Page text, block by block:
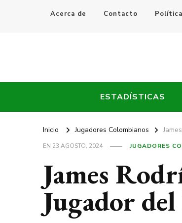
Acerca de Contacto
Every Fútbol
ESTADÍSTICAS
Inicio Jugadores Colombianos
EN 23 AGOSTO, 2024 JUGADORES
James
Jugador